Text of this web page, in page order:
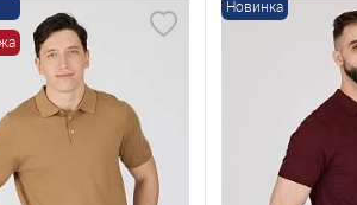
Новинка